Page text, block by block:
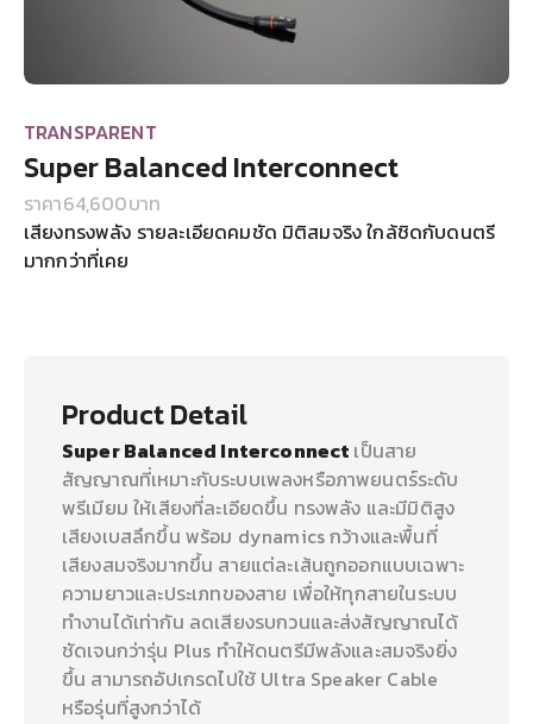
TRANSPARENT
Super Balanced Interconnect
ราคา64,600บาท
เสียงทรงพลัง รายละเอียดคมชัด มิติสมจริง ใกล้ชิดกับดนตรี
มากกว่าที่เคย
Product Detail
Super Balanced Interconnect เป็นสาย
สัญญาณที่เหมาะกับระบบเพลงหรือภาพยนตร์ระดับ
พรีเมียม ให้เสียงที่ละเอียดขึ้น ทรงพลัง และมีมิติสูง
เสียงเบสลึกขึ้น พร้อม dynamics กว้างและพื้นที่
เสียงสมจริงมากขึ้น สายแต่ละเส้นถูกออกแบบเฉพาะ
ความยาวและประเภทของสาย เพื่อให้ทุกสายในระบบ
ทำงานได้เท่ากัน ลดเสียงรบกวนและส่งสัญญาณได้
ชัดเจนกว่ารุ่น Plus ทำให้ดนตรีมีพลังและสมจริงยิ่ง
ขึ้น สามารถอัปเกรดไปใช้ Ultra Speaker Cable
หรือรุ่นที่สูงกว่าได้